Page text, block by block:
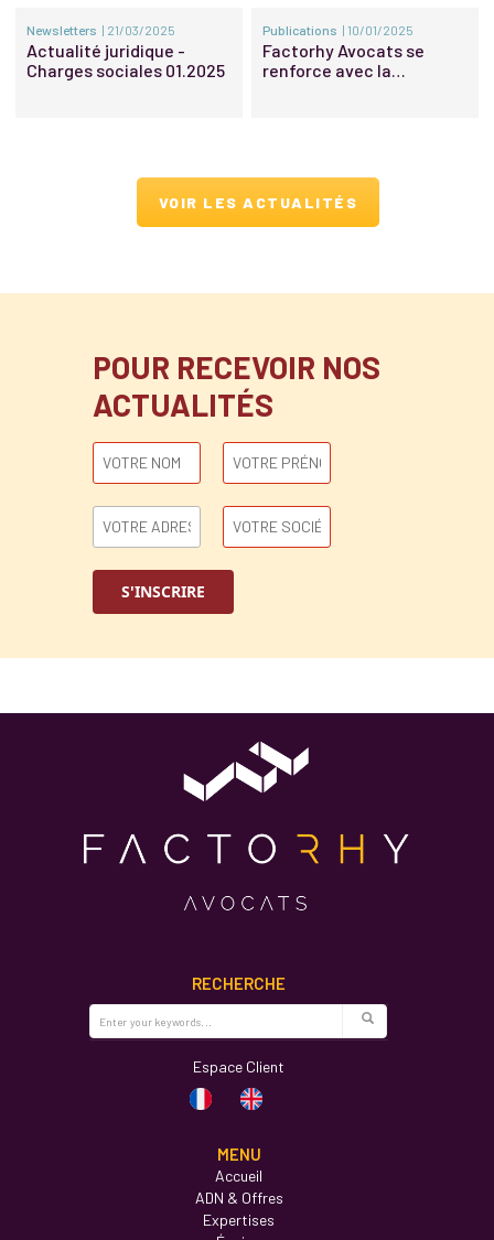
Newsletters | 21/03/2025
Actualité juridique -
Charges sociales 01.2025
Publications | 10/01/2025
Factorhy Avocats se
renforce avec la
VOIR LES ACTUALITÉS
POUR RECEVOIR NOS
ACTUALITÉS
RECHERCHE
Espace Client
MENU
Accueil
ADN & Offres
Expertises